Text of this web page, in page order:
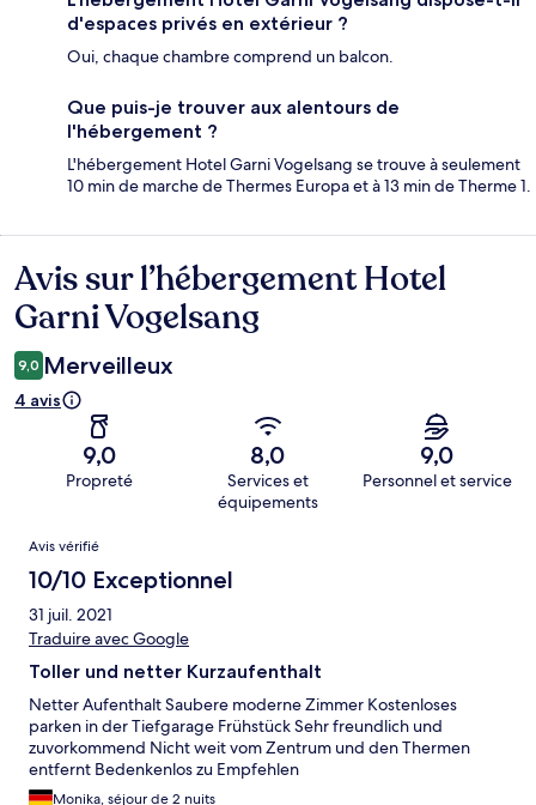
d'espaces privés en extérieur ?
Oui, chaque chambre comprend un balcon.
Que puis-je trouver aux alentours de
l'hébergement ?
L'hébergement Hotel Garni Vogelsang se trouve à seulement
10 min de marche de Thermes Europa et à 13 min de Therme 1.
Avis
Avis sur l’hébergement Hotel
Garni Vogelsang
9,0 Merveilleux
4 avis
9,0
Propreté
8,0
Services et
équipements
9,0
Personnel et service
Avis
Avis vérifié
10/10 Exceptionnel
31 juil. 2021
Traduire avec Google
Toller und netter Kurzaufenthalt
Netter Aufenthalt Saubere moderne Zimmer Kostenloses
parken in der Tiefgarage Frühstück Sehr freundlich und
zuvorkommend Nicht weit vom Zentrum und den Thermen
entfernt Bedenkenlos zu Empfehlen
Monika, séjour de 2 nuits